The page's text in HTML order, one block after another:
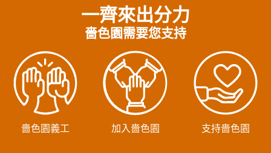
一齊來出分力
嗇色園需要您支持
嗇色園義工 加入嗇色園 支持嗇色園